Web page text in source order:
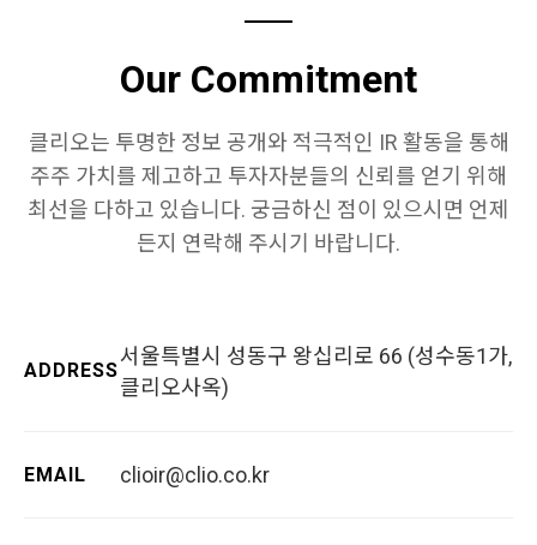
Our Commitment
클리오는 투명한 정보 공개와 적극적인 IR 활동을 통해
주주 가치를 제고하고 투자자분들의 신뢰를 얻기 위해
최선을 다하고 있습니다. 궁금하신 점이 있으시면 언제
든지 연락해 주시기 바랍니다.
ADDRESS
서울특별시 성동구 왕십리로 66 (성수동1가,
클리오사옥)
EMAIL clioir@clio.co.kr